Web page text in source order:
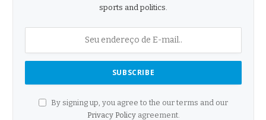
sports and politics.
By signing up, you agree to the our terms and our
Privacy Policyagreement.